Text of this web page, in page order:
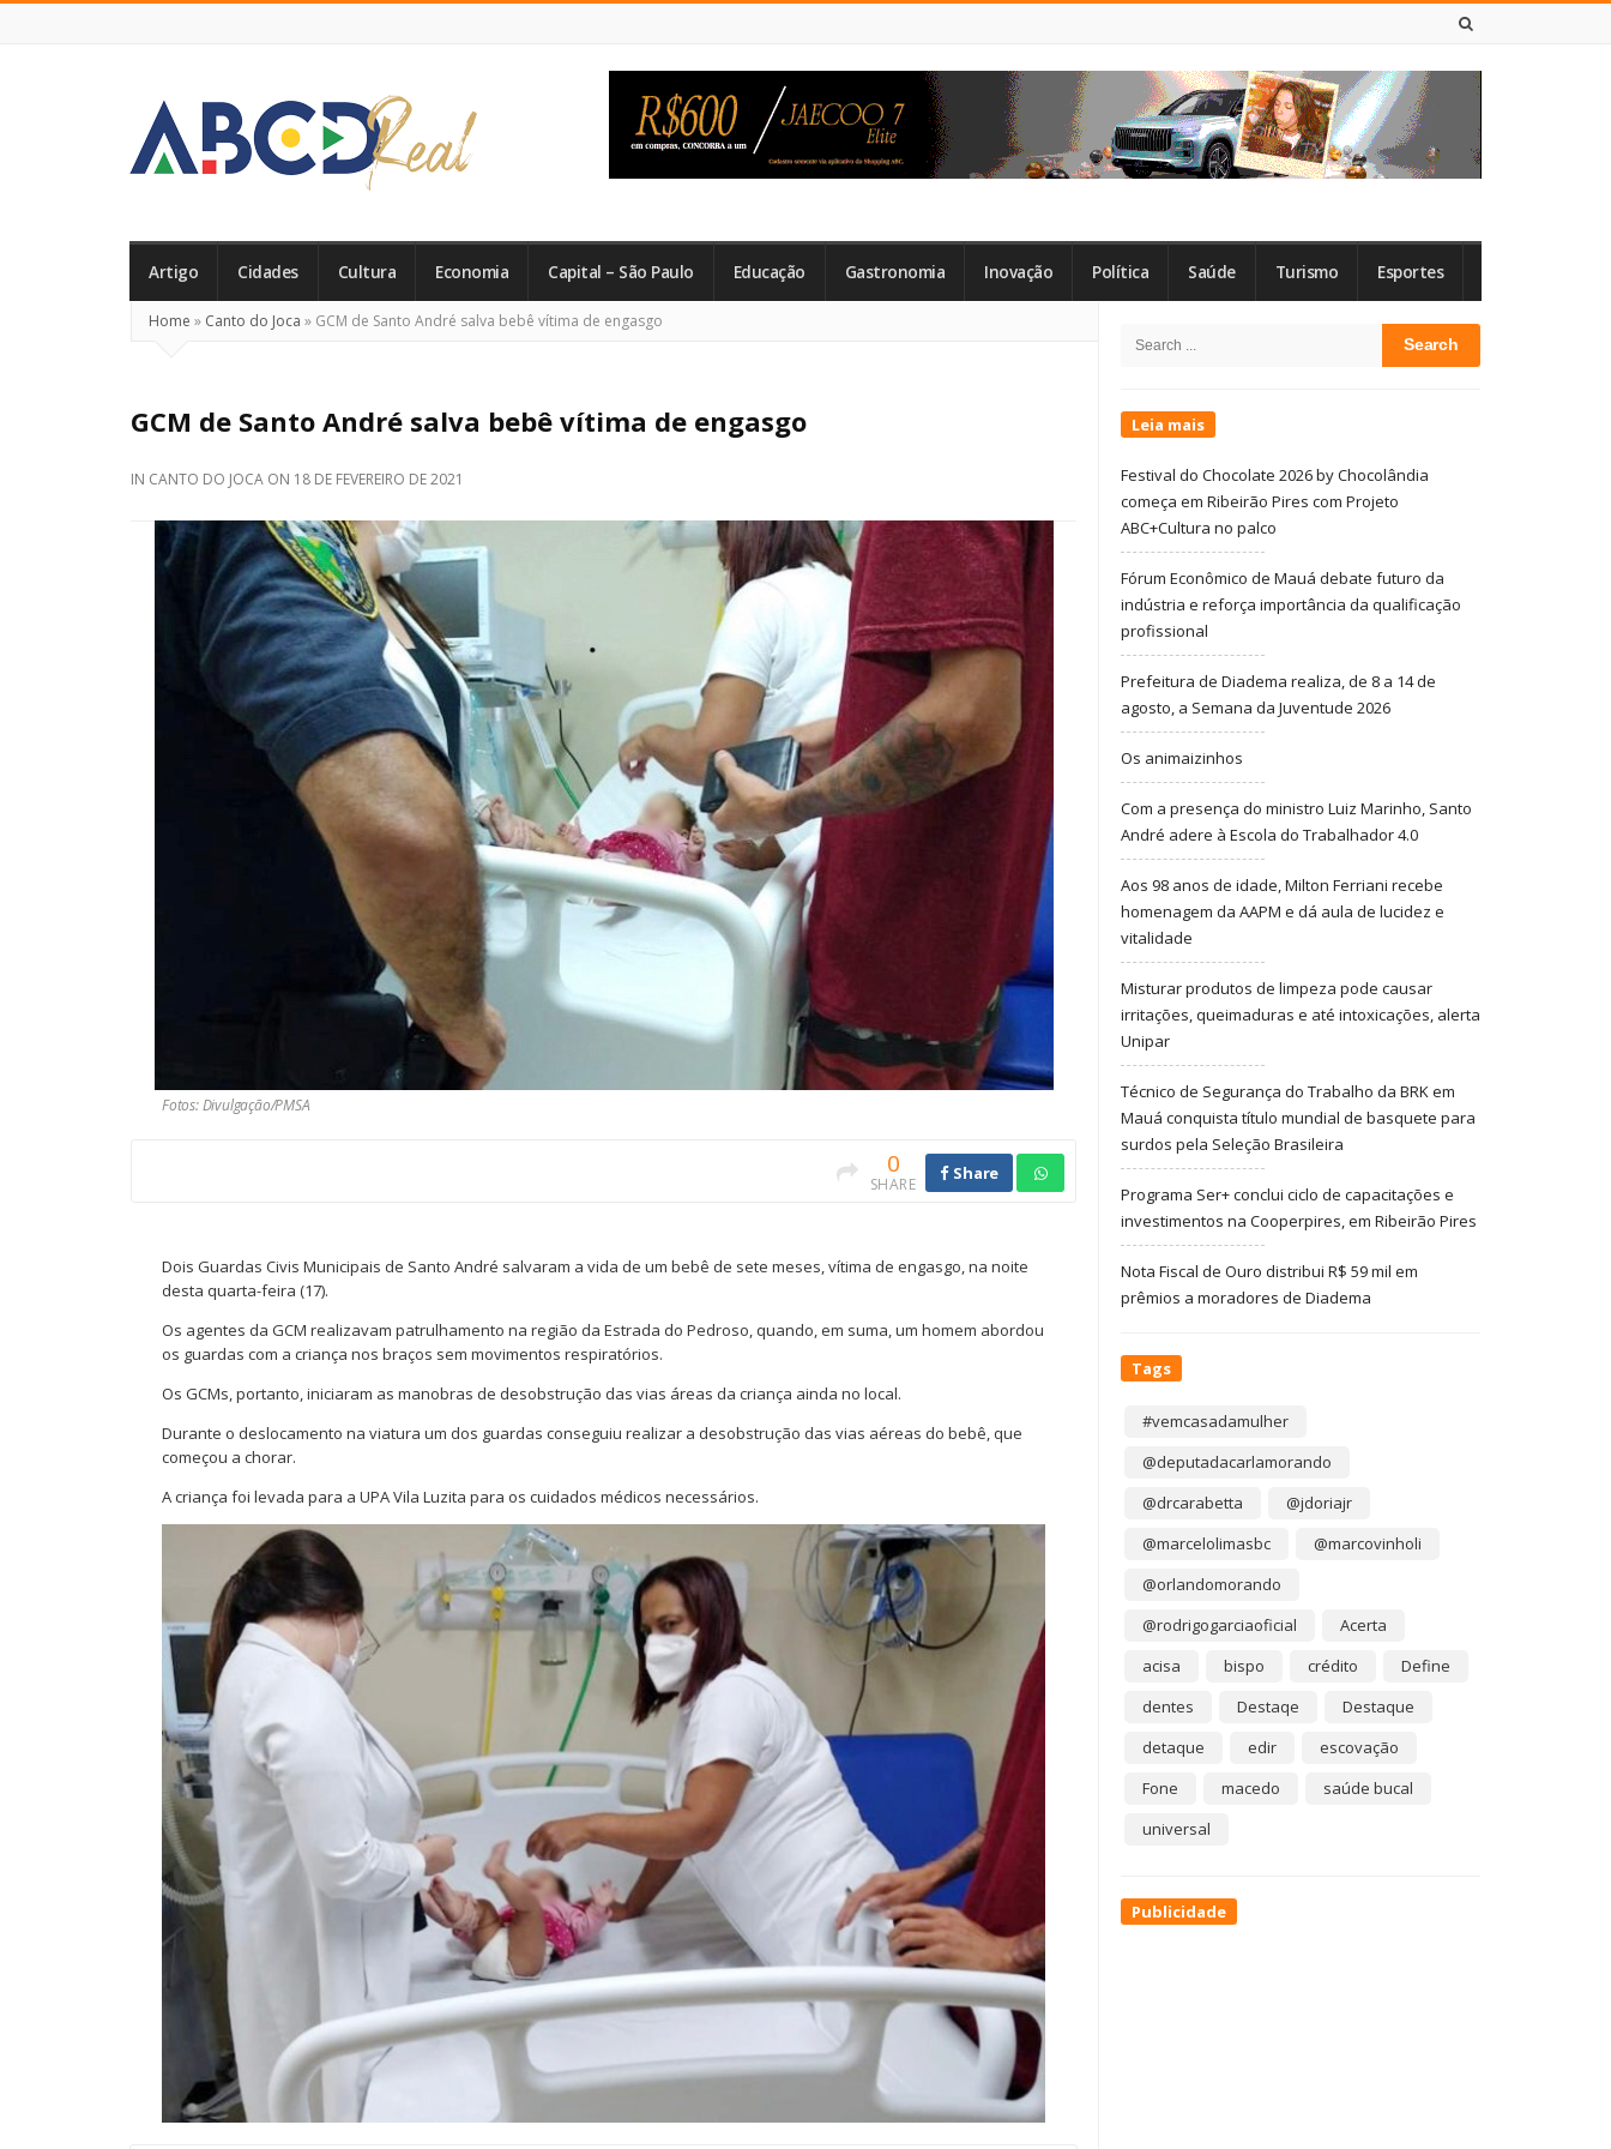
Real
Artigo Cidades Cultura Economia Capital – São Paulo Educação Gastronomia Inovação Política Saúde Turismo Esportes
Home » Canto do Joca » GCM de Santo André salva bebê vítima de engasgo
GCM de Santo André salva bebê vítima de engasgo
IN CANTO DO JOCA ON 18 DE FEVEREIRO DE 2021
Fotos: Divulgação/PMSA
0
SHARE
Share
Dois Guardas Civis Municipais de Santo André salvaram a vida de um bebê de sete meses, vítima de engasgo, na noite
desta quarta-feira (17).
Os agentes da GCM realizavam patrulhamento na região da Estrada do Pedroso, quando, em suma, um homem abordou
os guardas com a criança nos braços sem movimentos respiratórios.
Os GCMs, portanto, iniciaram as manobras de desobstrução das vias áreas da criança ainda no local.
Durante o deslocamento na viatura um dos guardas conseguiu realizar a desobstrução das vias aéreas do bebê, que
começou a chorar.
A criança foi levada para a UPA Vila Luzita para os cuidados médicos necessários.
Sidebar
Search
Leia mais
Festival do Chocolate 2026 by Chocolândia
começa em Ribeirão Pires com Projeto
ABC+Cultura no palco
Fórum Econômico de Mauá debate futuro da
indústria e reforça importância da qualificação
profissional
Prefeitura de Diadema realiza, de 8 a 14 de
agosto, a Semana da Juventude 2026
Os animaizinhos
Com a presença do ministro Luiz Marinho, Santo
André adere à Escola do Trabalhador 4.0
Aos 98 anos de idade, Milton Ferriani recebe
homenagem da AAPM e dá aula de lucidez e
vitalidade
Misturar produtos de limpeza pode causar
irritações, queimaduras e até intoxicações, alerta
Unipar
Técnico de Segurança do Trabalho da BRK em
Mauá conquista título mundial de basquete para
surdos pela Seleção Brasileira
Programa Ser+ conclui ciclo de capacitações e
investimentos na Cooperpires, em Ribeirão Pires
Nota Fiscal de Ouro distribui R$ 59 mil em
prêmios a moradores de Diadema
Tags
#vemcasadamulher
@deputadacarlamorando
@drcarabetta
@jdoriajr
@marcelolimasbc
@marcovinholi
@orlandomorando
@rodrigogarciaoficial
Acerta
acisa
bispo crédito
Define
dentes
Destaqe
Destaque
detaque
edir
escovação
Fone
macedo
saúde bucal
universal
Publicidade